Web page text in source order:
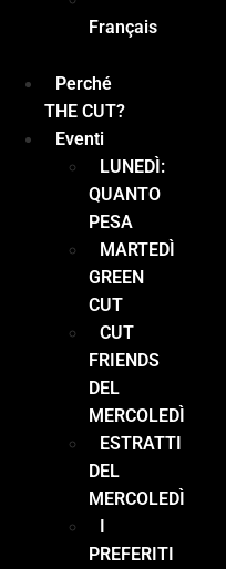
Français
Perché
THE CUT?
Eventi
LUNEDÌ:
QUANTO
PESA
MARTEDÌ
GREEN
CUT
CUT
FRIENDS
DEL
MERCOLEDÌ
ESTRATTI
DEL
MERCOLEDÌ
I
PREFERITI